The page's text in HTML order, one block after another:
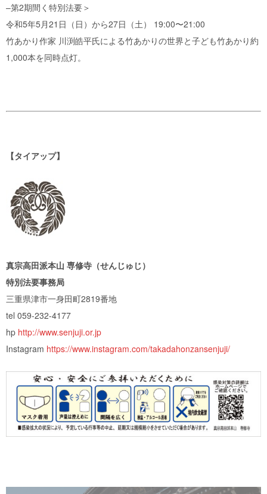
–第2期間く特別法要＞
令和5年5月21日（日）から27日（土） 19:00〜21:00
竹あかり作家 川渕皓平氏による竹あかりの世界と子ども竹あかり約
1,000本を同時点灯。
【タイアップ】
真宗高田派本山 専修寺（せんじゅじ）
特別法要事務局
三重県津市一身田町2819番地
tel 059-232-4177
hp http://www.senjuji.or.jp
Instagram https://www.instagram.com/takadahonzansenjuji/